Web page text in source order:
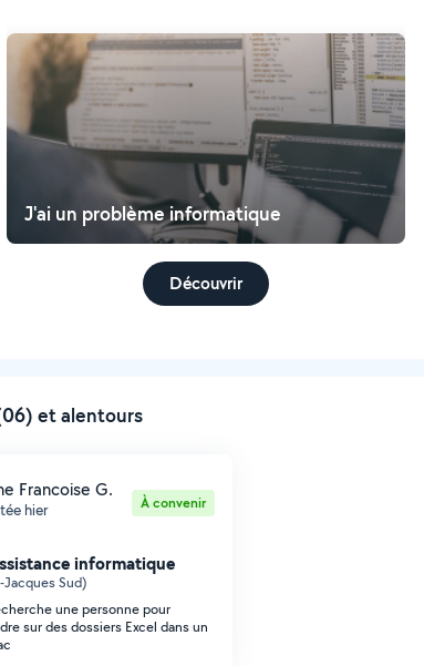
J'ai un problème informatique
Découvrir
et alentours
Francoise G.
hier À convenir
informatique
Sud)
une personne pour
sur des dossiers Excel dans un